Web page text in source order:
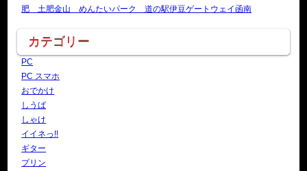
肥 土肥金山 めんたいパーク 道の駅伊豆ゲートウェイ函南
カテゴリー
PC
PC スマホ
おでかけ
しうば
しゃけ
イイネっ!!
ギター
プリン